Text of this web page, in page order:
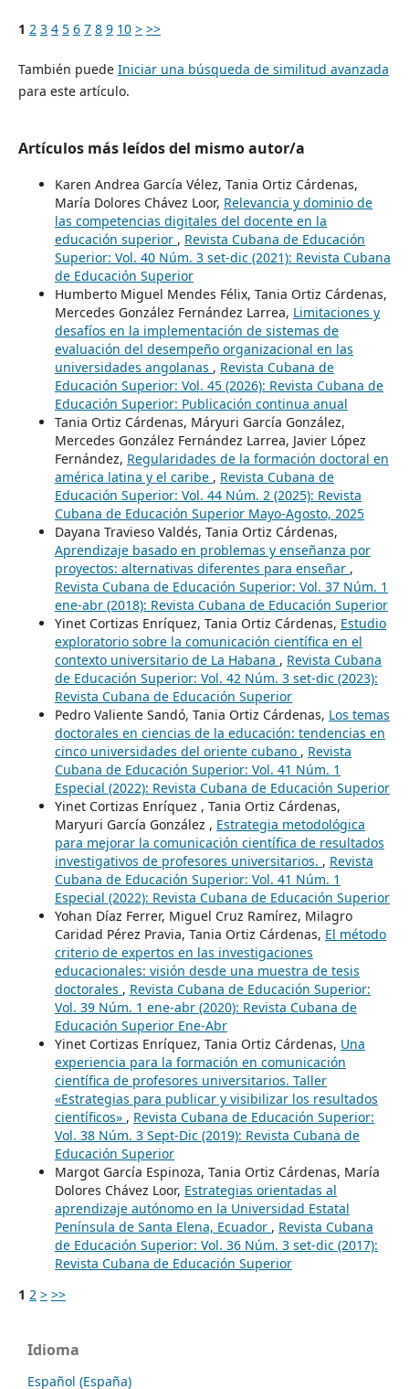
1 2 3 4 5 6 7 8 9 10 > >>
También puede Iniciar una búsqueda de similitud avanzada
para este artículo.
Artículos más leídos del mismo autor/a
Karen Andrea García Vélez, Tania Ortiz Cárdenas,
María Dolores Chávez Loor, Relevancia y dominio de
las competencias digitales del docente en la
educación superior , Revista Cubana de Educación
Superior: Vol. 40 Núm. 3 set-dic (2021): Revista Cubana
de Educación Superior
Humberto Miguel Mendes Félix, Tania Ortiz Cárdenas,
Mercedes González Fernández Larrea, Limitaciones y
desafíos en la implementación de sistemas de
evaluación del desempeño organizacional en las
universidades angolanas , Revista Cubana de
Educación Superior: Vol. 45 (2026): Revista Cubana de
Educación Superior: Publicación continua anual
Tania Ortiz Cárdenas, Máryuri García González,
Mercedes González Fernández Larrea, Javier López
Fernández, Regularidades de la formación doctoral en
américa latina y el caribe , Revista Cubana de
Educación Superior: Vol. 44 Núm. 2 (2025): Revista
Cubana de Educación Superior Mayo-Agosto, 2025
Dayana Travieso Valdés, Tania Ortiz Cárdenas,
Aprendizaje basado en problemas y enseñanza por
proyectos: alternativas diferentes para enseñar ,
Revista Cubana de Educación Superior: Vol. 37 Núm. 1
ene-abr (2018): Revista Cubana de Educación Superior
Yinet Cortizas Enríquez, Tania Ortiz Cárdenas, Estudio
exploratorio sobre la comunicación científica en el
contexto universitario de La Habana , Revista Cubana
de Educación Superior: Vol. 42 Núm. 3 set-dic (2023):
Revista Cubana de Educación Superior
Pedro Valiente Sandó, Tania Ortiz Cárdenas, Los temas
doctorales en ciencias de la educación: tendencias en
cinco universidades del oriente cubano , Revista
Cubana de Educación Superior: Vol. 41 Núm. 1
Especial (2022): Revista Cubana de Educación Superior
Yinet Cortizas Enríquez , Tania Ortiz Cárdenas,
Maryuri García González , Estrategia metodológica
para mejorar la comunicación científica de resultados
investigativos de profesores universitarios. , Revista
Cubana de Educación Superior: Vol. 41 Núm. 1
Especial (2022): Revista Cubana de Educación Superior
Yohan Díaz Ferrer, Miguel Cruz Ramírez, Milagro
Caridad Pérez Pravia, Tania Ortiz Cárdenas, El método
criterio de expertos en las investigaciones
educacionales: visión desde una muestra de tesis
doctorales , Revista Cubana de Educación Superior:
Vol. 39 Núm. 1 ene-abr (2020): Revista Cubana de
Educación Superior Ene-Abr
Yinet Cortizas Enríquez, Tania Ortiz Cárdenas, Una
experiencia para la formación en comunicación
científica de profesores universitarios. Taller
«Estrategias para publicar y visibilizar los resultados
científicos» , Revista Cubana de Educación Superior:
Vol. 38 Núm. 3 Sept-Dic (2019): Revista Cubana de
Educación Superior
Margot García Espinoza, Tania Ortiz Cárdenas, María
Dolores Chávez Loor, Estrategias orientadas al
aprendizaje autónomo en la Universidad Estatal
Península de Santa Elena, Ecuador , Revista Cubana
de Educación Superior: Vol. 36 Núm. 3 set-dic (2017):
Revista Cubana de Educación Superior
1 2 > >>
Idioma
Español (España)